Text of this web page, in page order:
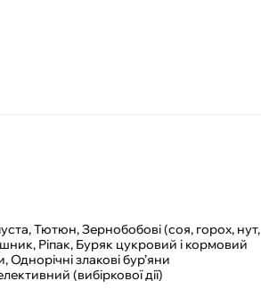
Тютюн, Зернобобові (соя, горох, нут,
Ріпак, Буряк цукровий і кормовий
Однорічні злакові бур’яни
(вибіркової дії)